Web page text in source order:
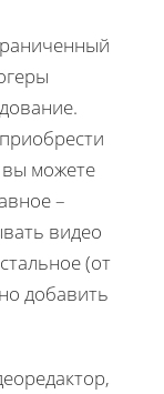
можете
–
видео
(от
добавить